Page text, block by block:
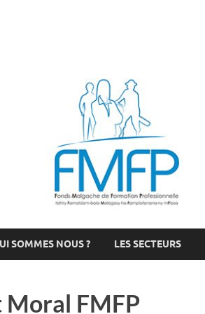
SOMMES NOUS ? LES SECTEURS
Moral FMFP